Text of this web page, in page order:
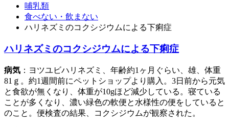
哺乳類
食べない・飲まない
ハリネズミのコクシジウムによる下痢症
ハリネズミのコクシジウムによる下痢症
病気 ：ヨツユビハリネズミ、年齢約1ヶ月ぐらい、雄、体重
81ｇ。約1週間前にペットショップより購入。3日前から元気
と食欲が無くなり、体重が10gほど減少している。寝ている
ことが多くなり、濃い緑色の軟便と水様性の便をしていると
のこと。便検査の結果、コクシジウムが観察された。